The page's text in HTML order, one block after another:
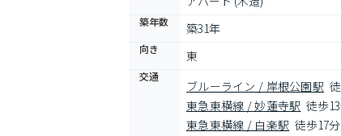
築年数 築31年
向き 東
交通
ブルーライン / 岸根公園駅
東急東横線 / 妙蓮寺駅 徒歩
東急東横線 / 白楽駅 徒歩17分